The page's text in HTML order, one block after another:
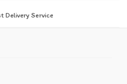
Delivery Service